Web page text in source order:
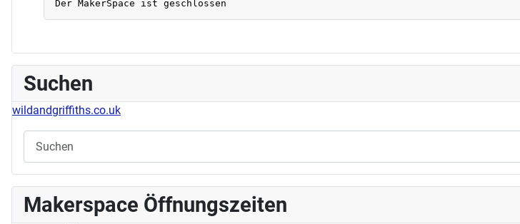
Suchen
wildandgriffiths.co.uk
Makerspace Öffnungszeiten